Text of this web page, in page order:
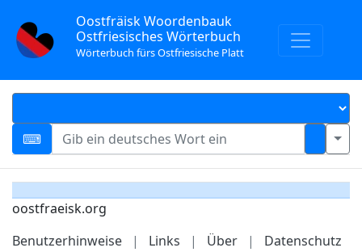
Oostfräisk Woordenbauk
Ostfriesisches Wörterbuch
Wörterbuch fürs Ostfriesische Platt
oostfraeisk.org
Benutzerhinweise
| Links | Über | Datenschutz